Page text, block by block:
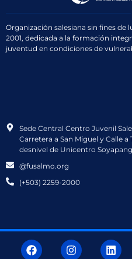
Organización salesiana sin fines de
2001, dedicada a la formación
juventud en condiciones de
Sede Central Centro Juvenil
Carretera a San Miguel y Calle
desnivel de Unicentro
@fusalmo.org
(+503) 2259-2000